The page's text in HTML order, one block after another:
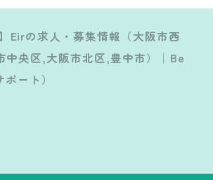
Eirの求人・募集情報（大阪市西
中央区,大阪市北区,豊中市）│Be
ート）